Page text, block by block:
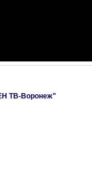
ТВ-Воронеж"